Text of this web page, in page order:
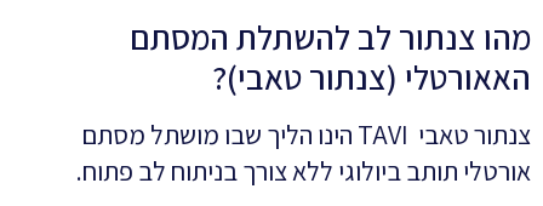
מהו צנתור לב להשתלת המסתם
האאורטלי (צנתור טאבי)?
צנתור טאבי TAVI הינו הליך שבו מושתל מסתם
אורטלי תותב ביולוגי ללא צורך בניתוח לב פתוח.